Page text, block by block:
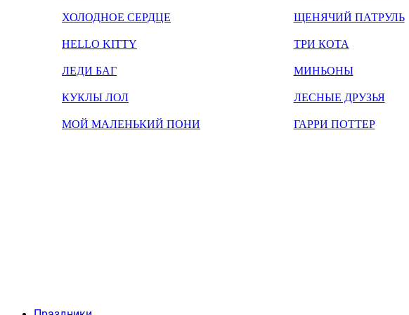
ХОЛОДНОЕ СЕРДЦЕ
HELLO KITTY
ЛЕДИ БАГ
КУКЛЫ ЛОЛ
МОЙ МАЛЕНЬКИЙ ПОНИ
ЩЕНЯЧИЙ ПАТРУЛЬ
ТРИ КОТА
МИНЬОНЫ
ЛЕСНЫЕ ДРУЗЬЯ
ГАРРИ ПОТТЕР